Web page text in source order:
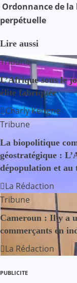
v
i
g
a
t
i
o
n
d
e
l
’
Ordonnance de
perpétuelle
Lire aussi
Tribune
L’Afrique sous le
élite fabriquée
Charly Kengne
Tribune
La biopolitique
géostratégique :
dépopulation et
La Rédaction
Tribune
Cameroun : Il y a
commerçants en
La Rédaction
PUBLICITE